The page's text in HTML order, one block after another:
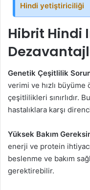
Hindi yetiştiriciliği
Hibrit Hindi
Genetik Çeşitlilik
verimi ve hızlı
çeşitlilikleri sınırlıdır.
hastalıklara karşı
Yüksek Bakım
enerji ve protein
beslenme ve bakım
gerektirebilir.